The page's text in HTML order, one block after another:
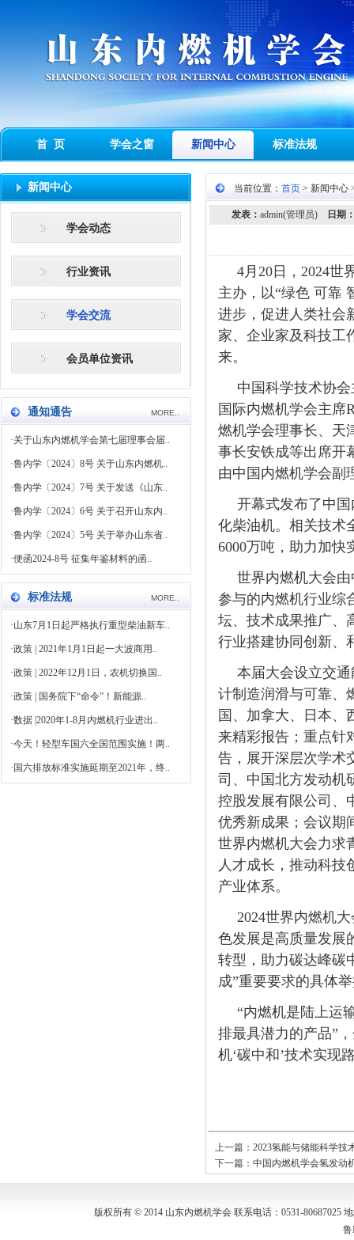
首 页 学会之窗 新闻中心 标准法规
新闻中心
学会动态
行业资讯
学会交流
会员单位资讯
通知通告 MORE..
·关于山东内燃机学会第七届理事会届..
·鲁内学〔2024〕8号 关于山东内燃机..
·鲁内学〔2024〕7号 关于发送《山东..
·鲁内学〔2024〕6号 关于召开山东内..
·鲁内学〔2024〕5号 关于举办山东省..
·便函2024-8号 征集年鉴材料的函..
标准法规 MORE..
·山东7月1日起严格执行重型柴油新车..
·政策 | 2021年1月1日起一大波商用..
·政策 | 2022年12月1日，农机切换国..
·政策 | 国务院下“命令”！新能源..
·数据 |2020年1-8月内燃机行业进出..
·今天！轻型车国六全国范围实施！两..
· 国六排放标准实施延期至2021年，终..
当前位置： 首页 > 新闻中心
发表： admin(管理员) 日期
4月20日，2024世
主办，以“绿色 可靠
进步，促进人类社会
家、企业家及科技工
来。
中国科学技术协
国际内燃机学会主席
燃机学会理事长、天
事长安铁成等出席开
由中国内燃机学会副
开幕式发布了中
化柴油机。相关技术
6000万吨，助力加快
世界内燃机大会
参与的内燃机行业综
坛、技术成果推广、
行业搭建协同创新、
本届大会设立交
计制造润滑与可靠、
国、加拿大、日本、
来精彩报告；重点针
告，展开深层次学术
司、中国北方发动机
控股发展有限公司、
优秀新成果；会议期
世界内燃机大会力求
人才成长，推动科技
产业体系。
2024世界内燃机
色发展是高质量发展
转型，助力碳达峰碳
成”重要要求的具体
“内燃机是陆上运
排最具潜力的产品”
机‘碳中和’技术实现
上一篇： 2023氢能与储能科学技
下一篇： 中国内燃机学会氢发动
版权所有 © 2014 山东内燃机学会 联系电话：0531-80687025
鲁